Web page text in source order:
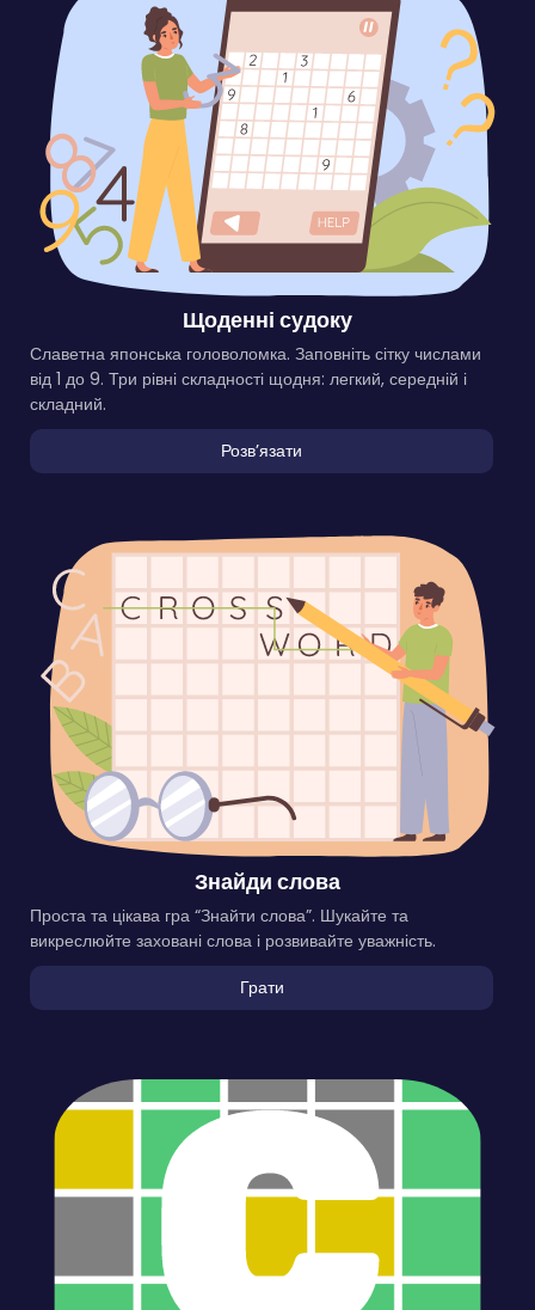
Щоденні судоку
Славетна японська головоломка. Заповніть сітку числами
від 1 до 9. Три рівні складності щодня: легкий, середній і
складний.
Розвʼязати
Знайди слова
Проста та цікава гра “Знайти слова”. Шукайте та
викреслюйте заховані слова і розвивайте уважність.
Грати